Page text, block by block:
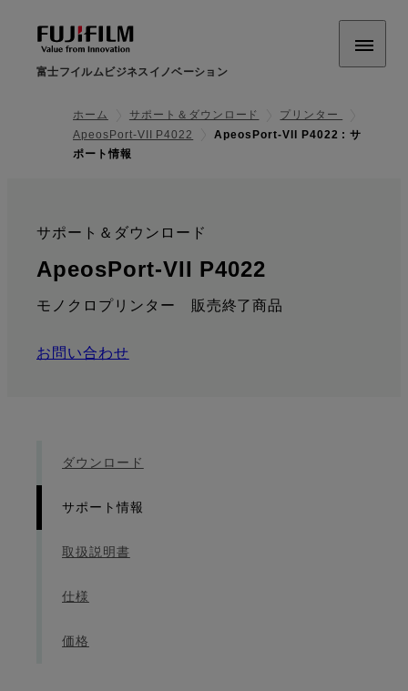
富士フイルムビジネスイノベーション
ホーム サポート＆ダウンロード
プリンター
ApeosPort-VII P4022
ApeosPort-VII P4022 : サ
ポート情報
サポート＆ダウンロード
:
ApeosPort-VII P4022
モノクロプリンター 販売終了商品
お問い合わせ
ダウンロード
サポート情報
取扱説明書
仕様
価格